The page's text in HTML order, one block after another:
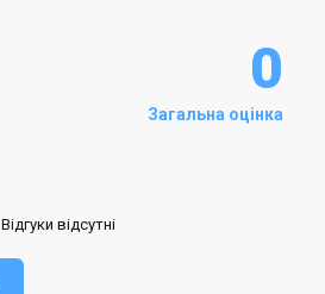
0
Загальна оцінка
Відгуки відсутні